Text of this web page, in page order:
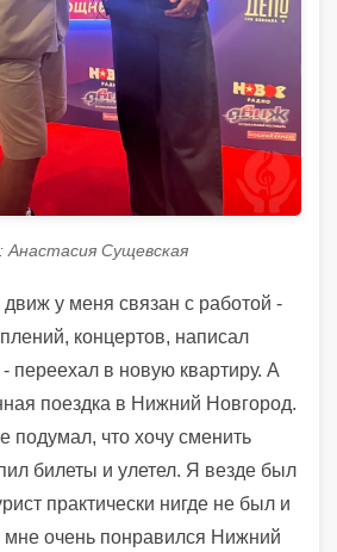
Сущевская
у меня связан с работой -
концертов, написал
переехал в новую квартиру. А
поездка в Нижний Новгород.
подумал, что хочу сменить
билеты и улетел. Я везде был
практически нигде не был и
мне очень понравился Нижний